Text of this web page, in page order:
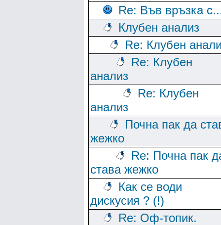
Re: Във връзка
Клубен анализ
Re: Клубен
Re: Клубен
анализ
Re: Клубен
анализ
Почна пак да
жежко
Re: Почна пак
става жежко
Как се води
дискусия ? (!)
Re: Оф-топик.